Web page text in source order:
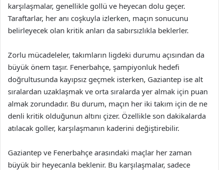
karşılaşmalar, genellikle gollü ve heyecan dolu geçer.
Taraftarlar, her anı coşkuyla izlerken, maçın sonucunu
belirleyecek olan kritik anları da sabırsızlıkla beklerler.
Zorlu mücadeleler, takımların ligdeki durumu açısından da
büyük önem taşır. Fenerbahçe, şampiyonluk hedefi
doğrultusunda kayıpsız geçmek isterken, Gaziantep ise alt
sıralardan uzaklaşmak ve orta sıralarda yer almak için puan
almak zorundadır. Bu durum, maçın her iki takım için de ne
denli kritik olduğunun altını çizer. Özellikle son dakikalarda
atılacak goller, karşılaşmanın kaderini değiştirebilir.
Gaziantep ve Fenerbahçe arasındaki maçlar her zaman
büyük bir heyecanla beklenir. Bu karşılaşmalar, sadece